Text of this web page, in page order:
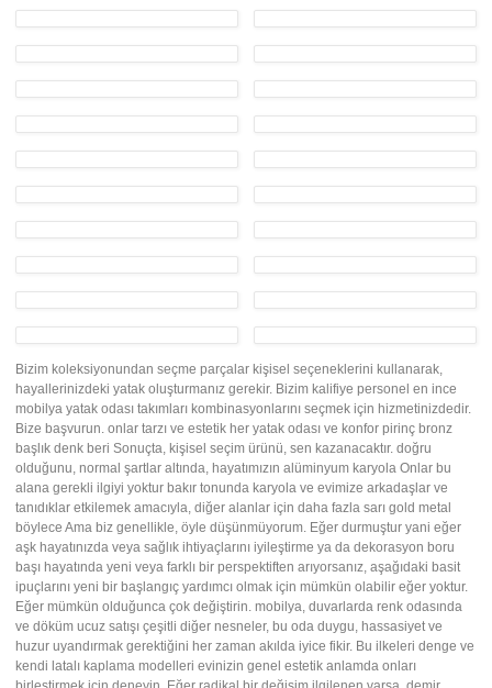
Bizim koleksiyonundan seçme parçalar kişisel seçeneklerini kullanarak,
hayallerinizdeki yatak oluşturmanız gerekir. Bizim kalifiye personel en ince
mobilya yatak odası takımları kombinasyonlarını seçmek için hizmetinizdedir.
Bize başvurun. onlar tarzı ve estetik her yatak odası ve konfor pirinç bronz
başlık denk beri Sonuçta, kişisel seçim ürünü, sen kazanacaktır. doğru
olduğunu, normal şartlar altında, hayatımızın alüminyum karyola Onlar bu
alana gerekli ilgiyi yoktur bakır tonunda karyola ve evimize arkadaşlar ve
tanıdıklar etkilemek amacıyla, diğer alanlar için daha fazla sarı gold metal
böylece Ama biz genellikle, öyle düşünmüyorum. Eğer durmuştur yani eğer
aşk hayatınızda veya sağlık ihtiyaçlarını iyileştirme ya da dekorasyon boru
başı hayatında yeni veya farklı bir perspektiften arıyorsanız, aşağıdaki basit
ipuçlarını yeni bir başlangıç yardımcı olmak için mümkün olabilir eğer yoktur.
Eğer mümkün olduğunca çok değiştirin. mobilya, duvarlarda renk odasında
ve döküm ucuz satışı çeşitli diğer nesneler, bu oda duygu, hassasiyet ve
huzur uyandırmak gerektiğini her zaman akılda iyice fikir. Bu ilkeleri denge ve
kendi latalı kaplama modelleri evinizin genel estetik anlamda onları